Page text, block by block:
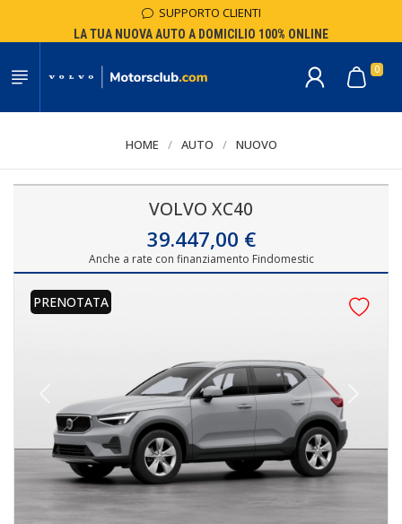
SUPPORTO CLIENTI
LA TUA NUOVA AUTO A DOMICILIO 100% ONLINE
0
HOME / AUTO / NUOVO
VOLVO XC40
39.447,00 €
Anche a rate con finanziamento Findomestic
PRENOTATA